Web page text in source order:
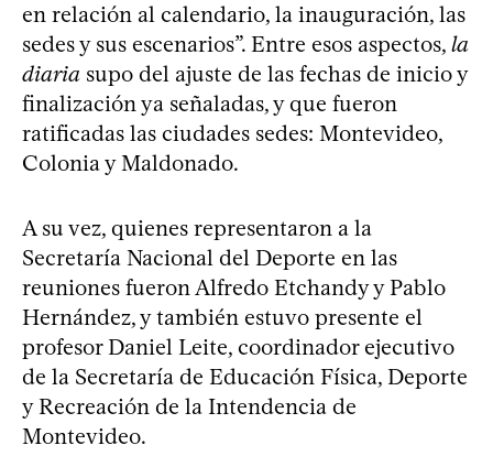
en relación al calendario, la inauguración, las
sedes y sus escenarios”. Entre esos aspectos, la
diaria supo del ajuste de las fechas de inicio y
finalización ya señaladas, y que fueron
ratificadas las ciudades sedes: Montevideo,
Colonia y Maldonado.
A su vez, quienes representaron a la
Secretaría Nacional del Deporte en las
reuniones fueron Alfredo Etchandy y Pablo
Hernández, y también estuvo presente el
profesor Daniel Leite, coordinador ejecutivo
de la Secretaría de Educación Física, Deporte
y Recreación de la Intendencia de
Montevideo.